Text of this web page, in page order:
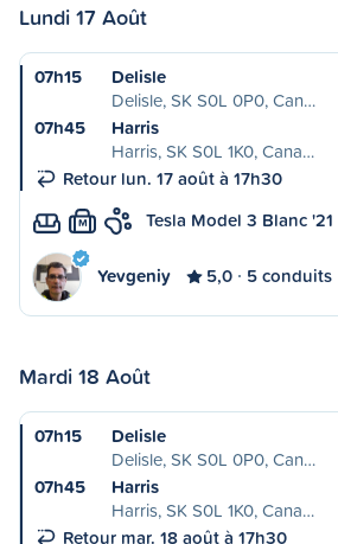
Lundi 17 Août
07h15
Delisle
Delisle, SK S0L 0P0, Can…
07h45
Harris
Harris, SK S0L 1K0, Cana…
Retour lun. 17 août à 17h30
M Tesla Model 3 Blanc '21
Yevgeniy 5,0 5 conduits
Mardi 18 Août
07h15
Delisle
Delisle, SK S0L 0P0, Can…
07h45
Harris
Harris, SK S0L 1K0, Cana…
Retour mar. 18 août à 17h30